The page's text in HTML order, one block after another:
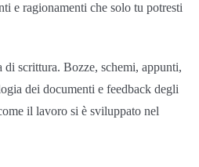
e ragionamenti che solo tu potresti
scrittura. Bozze, schemi, appunti,
dei documenti e feedback degli
il lavoro si è sviluppato nel